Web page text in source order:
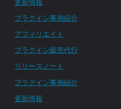
プラグイン事例紹介
アフィリエイト
プラグイン販売代行
リリースノート
プラグイン事例紹介
更新情報